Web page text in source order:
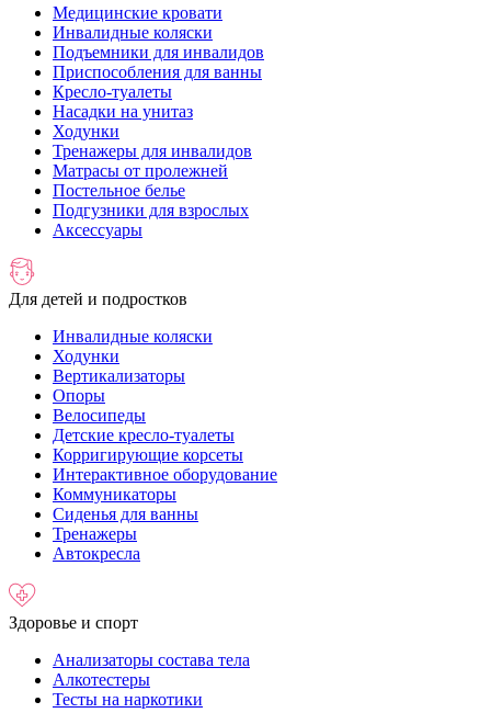
Медицинские кровати
Инвалидные коляски
Подъемники для инвалидов
Приспособления для ванны
Кресло-туалеты
Насадки на унитаз
Ходунки
Тренажеры для инвалидов
Матрасы от пролежней
Постельное белье
Подгузники для взрослых
Аксессуары
Для детей и подростков
Инвалидные коляски
Ходунки
Вертикализаторы
Опоры
Велосипеды
Детские кресло-туалеты
Корригирующие корсеты
Интерактивное оборудование
Коммуникаторы
Сиденья для ванны
Тренажеры
Автокресла
Здоровье и спорт
Анализаторы состава тела
Алкотестеры
Тесты на наркотики